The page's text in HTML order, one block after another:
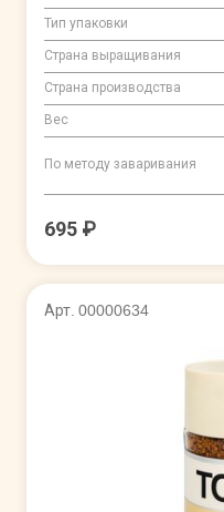
Тип упаковки
Страна выращивания
Страна производства
Вес
По методу заваривания
695 ₽
Арт. 00000634